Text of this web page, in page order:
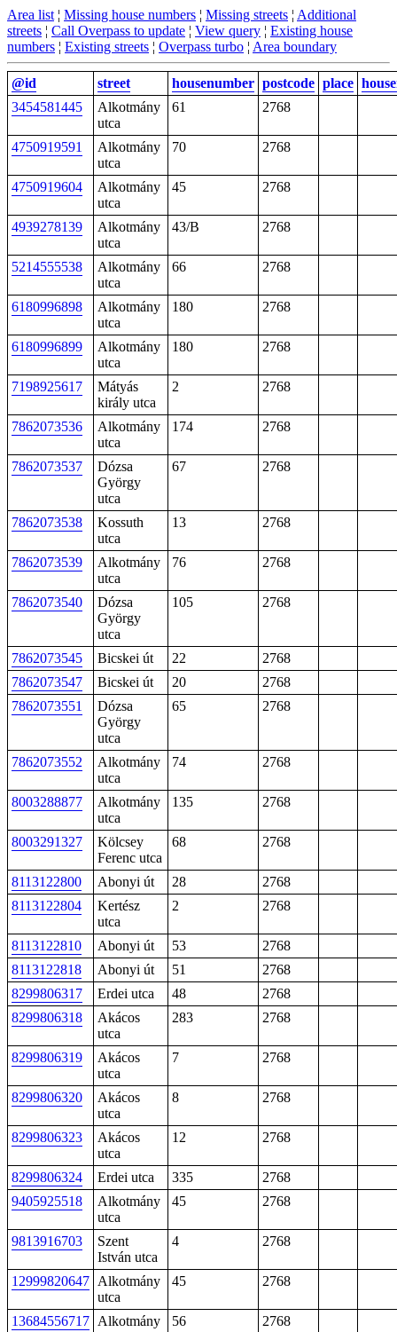
Area list ¦ Missing house numbers ¦ Missing streets ¦ Additional
streets ¦ Call Overpass to update ¦ View query ¦ Existing house
numbers ¦ Existing streets ¦ Overpass turbo ¦ Area boundary
@id street housenumber postcode place
3454581445
Alkotmány
utca
61 2768
4750919591
Alkotmány
utca
70 2768
4750919604
Alkotmány
utca
45 2768
4939278139
Alkotmány
utca
43/B 2768
5214555538
Alkotmány
utca
66 2768
6180996898
Alkotmány
utca
180 2768
6180996899
Alkotmány
utca
180 2768
7198925617
Mátyás
király utca
2 2768
7862073536
Alkotmány
utca
174 2768
7862073537
Dózsa
György
utca
67 2768
7862073538
Kossuth
utca
13 2768
7862073539
Alkotmány
utca
76 2768
7862073540
Dózsa
György
utca
105 2768
7862073545 Bicskei út 22
2768
7862073547
Bicskei út 20
2768
7862073551
Dózsa
György
utca
65 2768
7862073552
Alkotmány
utca
74 2768
8003288877
Alkotmány
utca
135 2768
8003291327
Kölcsey
Ferenc utca
68 2768
8113122800 Abonyi út 28
2768
8113122804
Kertész
utca
2 2768
8113122810 Abonyi út 53
2768
8113122818
Abonyi út 51
2768
8299806317
Erdei utca 48
2768
8299806318
Akácos
utca
283 2768
8299806319
Akácos
utca
7 2768
8299806320
Akácos
utca
8 2768
8299806323
Akácos
utca
12 2768
8299806324 Erdei utca 335
2768
9405925518
Alkotmány
utca
45 2768
9813916703
Szent
István utca
4 2768
12999820647 Alkotmány
utca
45 2768
13684556717 Alkotmány
56 2768